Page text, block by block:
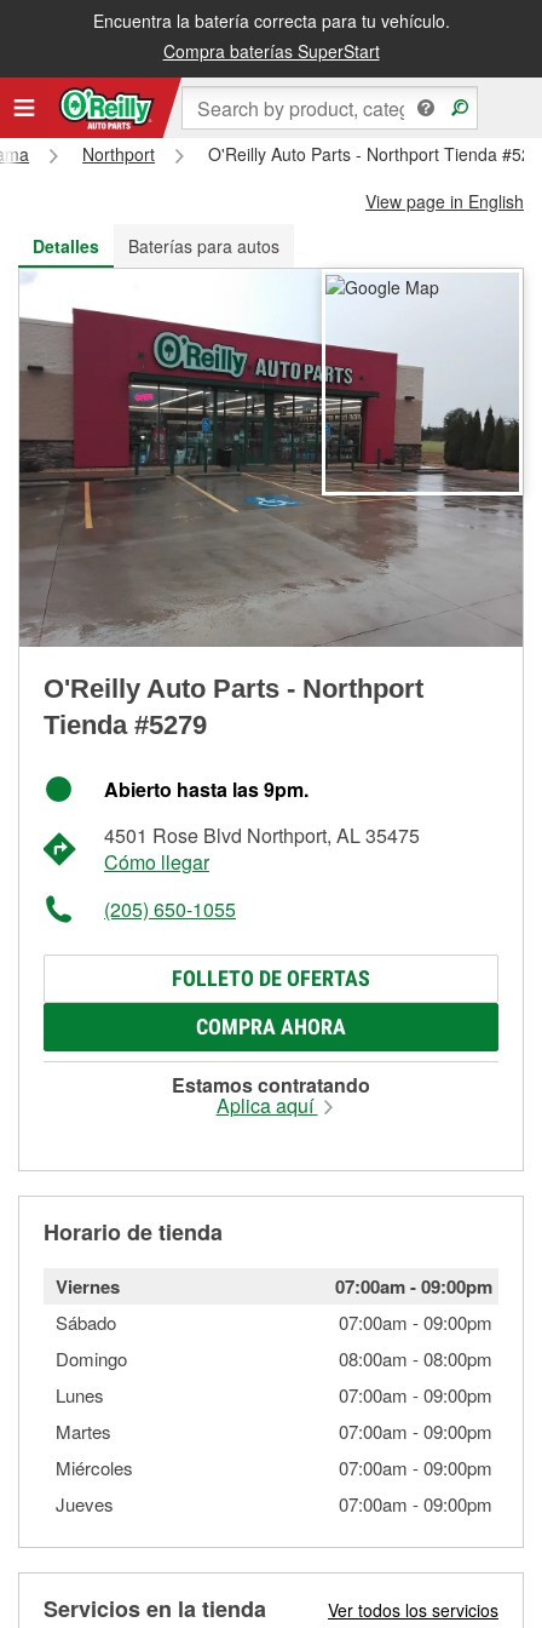
Encuentra la batería correcta para tu vehículo.
Compra baterías SuperStart
Recibe tu orden gratis al día siguiente o recógela en la tienda
Northport
O'Reilly Auto Parts - Northport Tienda
View page in English
Detalles
Baterías para autos
O'Reilly Auto Parts - Northport
Tienda #5279
Abierto hasta las 9pm.
4501 Rose Blvd Northport, AL 35475
Cómo llegar
(205) 650-1055
FOLLETO DE OFERTAS
COMPRA AHORA
Estamos contratando
Aplica aquí
Horario de tienda
Viernes 07:00am-09:00pm
Sábado 07:00am -09:00pm
Domingo
08:00am -08:00pm
Lunes
07:00am -09:00pm
Martes
07:00am -09:00pm
Miércoles
07:00am -09:00pm
Jueves
07:00am -09:00pm
Servicios en la tienda Ver todos los servicios